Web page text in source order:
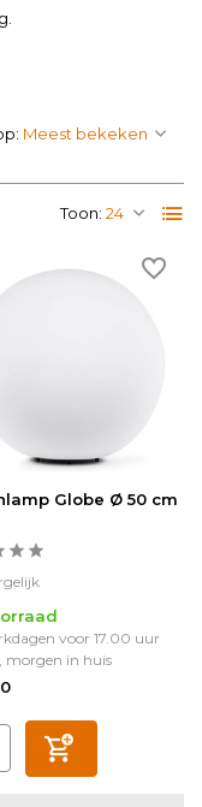
Toon:
Globe Ø 50 cm
voor 17.00 uur
morgen in huis